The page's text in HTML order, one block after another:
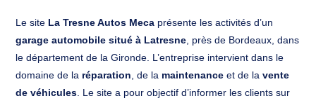
sur
ns
client
Le site La Tresne Autos Meca présente les activités d’un
garage automobile situé à Latresne , près de Bordeaux, dans
le département de la Gironde. L’entreprise intervient dans le
domaine de la réparation , de la maintenance et de lavente
de véhicules . Le site a pour objectif d’informer les clients sur